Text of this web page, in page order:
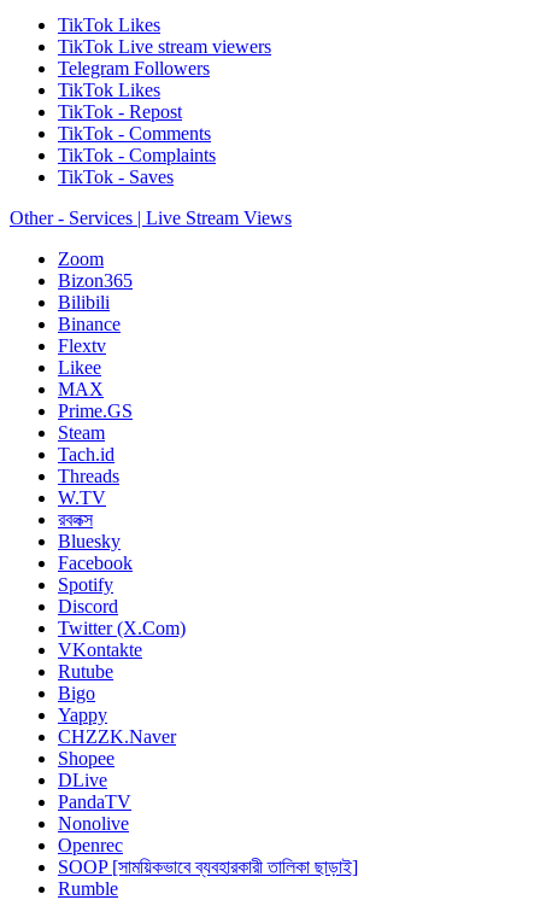
TikTok Likes
TikTok Live stream viewers
Telegram Followers
TikTok Likes
TikTok - Repost
TikTok - Comments
TikTok - Complaints
TikTok - Saves
Other - Services | Live Stream Views
Zoom
Bizon365
Bilibili
Binance
Flextv
Likee
MAX
Prime.GS
Steam
Tach.id
Threads
W.TV
রবলক্স
Bluesky
Facebook
Spotify
Discord
Twitter (X.Com)
VKontakte
Rutube
Bigo
Yappy
CHZZK.Naver
Shopee
DLive
PandaTV
Nonolive
Openrec
SOOP [সাময়িকভাবে ব্যবহারকারী তালিকা ছাড়াই]
Rumble